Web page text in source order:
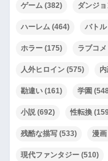
ゲーム (382) ダンジ
ハーレム (464) バトル
ホラー (175) ラブコメ
人外ヒロイン (575)
勘違い (161) 学園
小説 (692) 性転換
残酷な描写 (533) 漫画
現代ファンタジー (510)